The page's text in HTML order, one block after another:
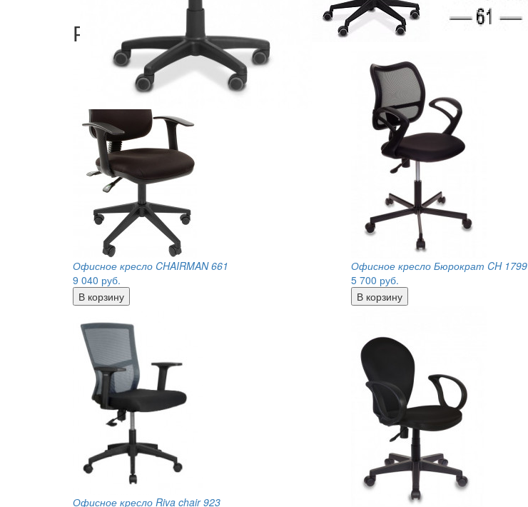
Рекомендуемые товары
Офисное кресло CHAIRMAN 661
9 040 руб.
Офисное кресло Бюрократ CH 1799
5 700 руб.
Офисное кресло Riva chair 923